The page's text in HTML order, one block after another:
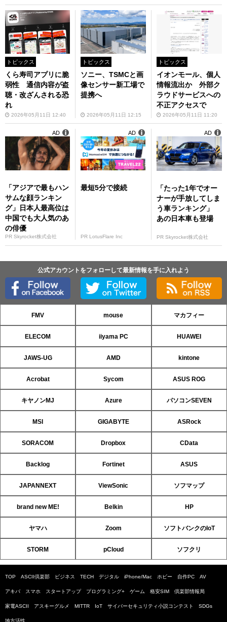
トピックス
くら寿司アプリに脆
弱性 通信内容が盗
聴・改ざんされる恐
れ
2026年05月11日 12:40
トピックス
ソニー、TSMCと画
像センサー新工場で
提携へ
2026年05月11日 12:15
トピックス
イオンモール、個人
情報流出か 外部ク
ラウドサービスへの
不正アクセスで
2026年05月11日 11:20
「アジアで最もハン
サムな顔ランキン
グ」日本人最高位は
中国でも大人気のあ
の俳優
PR Skyrocket株式会社
AD
最短5分で接続
PR LotusFlare Inc
AD
「たった1年でオー
ナーが手放してしま
う車ランキング」
あの日本車も登場
PR Skyrocket株式会社
AD
公式アカウントをフォローして最新情報を手に入れよう
FMV mouse マカフィー
ELECOM iiyama PC HUAWEI
JAWS-UG AMD kintone
Acrobat Sycom ASUS ROG
キヤノンMJ Azure パソコンSEVEN
MSI GIGABYTE ASRock
SORACOM Dropbox CData
Backlog Fortinet ASUS
JAPANNEXT ViewSonic ソフマップ
brand new ME! Belkin HP
ヤマハ Zoom ソフトバンクのIoT
STORM pCloud ソフクリ
TOP ASCII倶楽部 ビジネス TECH デジタル iPhone/Mac ホビー 自作PC AV
アキバ スマホ スタートアップ プログラミング+ ゲーム 格安SIM 倶楽部情報局
家電ASCII アスキーグルメ MITTR IoT サイバーセキュリティ小説コンテスト SDGs
地方活性